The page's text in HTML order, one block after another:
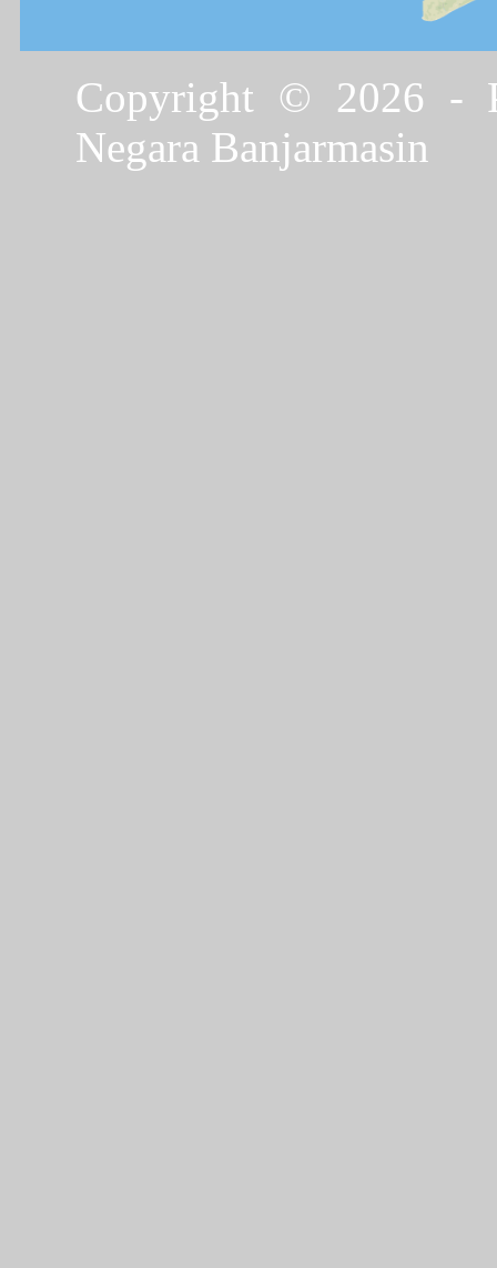
Copyright © 2026 -
Negara Banjarmasin